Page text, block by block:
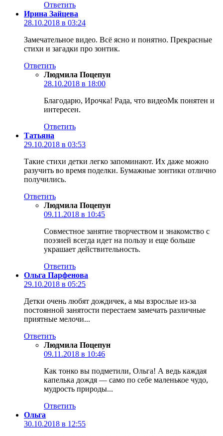
Ответить
Ирина Зайцева
28.10.2018 в 03:24
Замечательное видео. Всё ясно и понятно. Прекрасные
стихи и загадки про зонтик.
Ответить
Людмила Поцепун
28.10.2018 в 18:00
Благодарю, Ирочка! Рада, что видеоМк понятен и
интересен.
Ответить
Татьяна
29.10.2018 в 03:53
Такие стихи детки легко запоминают. Их даже можно
разучить во время поделки. Бумажные зонтики отлично
получились.
Ответить
Людмила Поцепун
09.11.2018 в 10:45
Совместное занятие творчеством и знакомство с
поэзией всегда идет на пользу и еще больше
украшает действительность.
Ответить
Ольга Парфенова
29.10.2018 в 05:25
Детки очень любят дождичек, а мы взрослые из-за
постоянной занятости перестаем замечать различные
приятные мелочи...
Ответить
Людмила Поцепун
09.11.2018 в 10:46
Как тонко вы подметили, Ольга! А ведь каждая
капелька дождя — само по себе маленькое чудо,
мудрость природы...
Ответить
Ольга
30.10.2018 в 12:55